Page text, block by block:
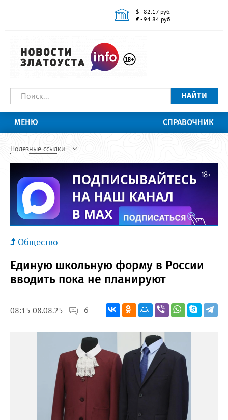
$ - 82.17 руб.
€ - 94.84 руб.
НАЙТИ
МЕНЮ СПРАВОЧНИК
Полезные ссылки
Общество
Единую школьную форму в России
вводить пока не планируют
08:15 08.08.25 6